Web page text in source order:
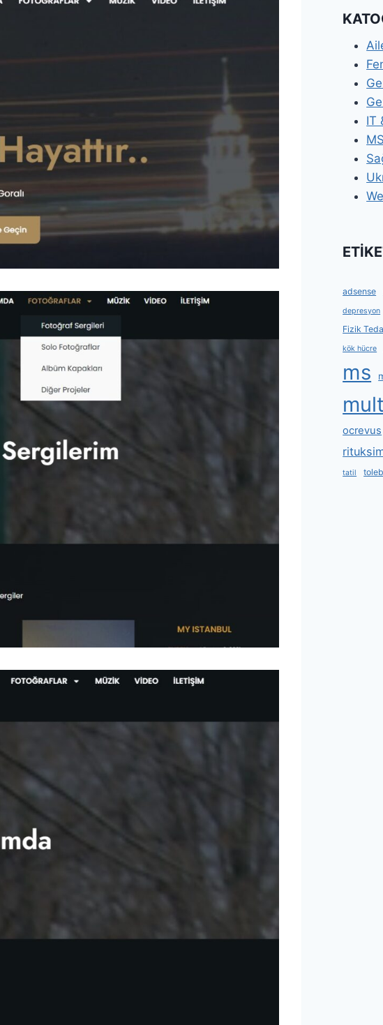
IT
MS
adsense
depresyon
Fizik
kök hücre
ms
ocrevus
tatil